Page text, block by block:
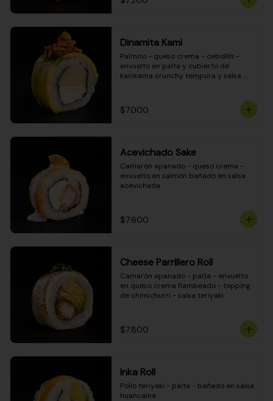
Dinamita Kami
Palmito - queso crema - cebollín -
envuelto en palta y cubierto de
kanikama crunchy tempura y salsa
$7.000
Acevichado Sake
Camarón apanado - queso crema -
envuelto en salmón bañado en salsa
acevichada
$7.600
Cheese Parrillero Roll
Camarón apanado - palta - envuelto
en queso crema flambeado - topping
de chimichurri - salsa teriyaki
$7.800
Inka Roll
Pollo teriyaki - palta - bañado en salsa
huancaína